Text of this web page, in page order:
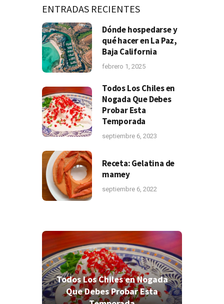
ENTRADAS RECIENTES
Dónde hospedarse y
qué hacer en La Paz,
Baja California
febrero 1, 2025
Todos Los Chiles en
Nogada Que Debes
Probar Esta
Temporada
septiembre 6, 2023
Receta: Gelatina de
mamey
septiembre 6, 2022
Todos Los Chiles en Nogada
Que Debes Probar Esta